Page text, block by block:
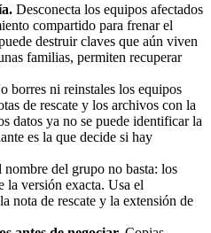
Desconecta los equipos afectados
compartido para frenar el
destruir claves que aún viven
familias, permiten recuperar
borres ni reinstales los equipos
de rescate y los archivos con la
datos ya no se puede identificar la
es la que decide si hay
nombre del grupo no basta: los
la versión exacta. Usa el
nota de rescate y la extensión de